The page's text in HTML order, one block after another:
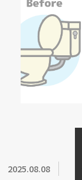
2025.08.08